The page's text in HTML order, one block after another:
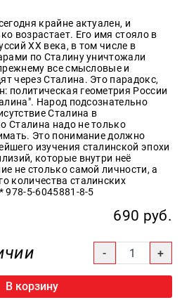
крайне актуален, и
возрастает. Его имя стояло в
XX века, в том числе в
по Сталину уничтожали
все смысловые и
через Сталина. Это парадокс,
политическая геометрия России
Народ подсознательно
Сталина в
Сталина надо не только
Это понимание должно
изучения сталинской эпохи
которые внутри неё
не столько самой личности, а
количества сталинских
978-5-6045881-8-5
690 руб.
В корзину